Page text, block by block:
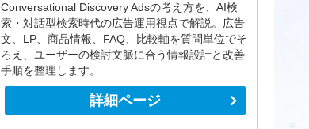
Conversational Discovery Adsの考え方を、AI検
索・対話型検索時代の広告運用視点で解説。広告
文、LP、商品情報、FAQ、比較軸を質問単位でそ
ろえ、ユーザーの検討文脈に合う情報設計と改善
手順を整理します。
詳細ページ